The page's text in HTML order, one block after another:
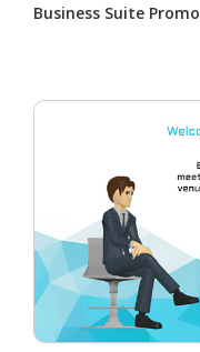
Business Suite Promo